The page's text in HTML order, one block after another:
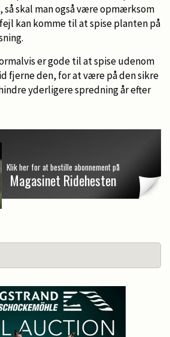
skal man også være opmærksom
kan komme til at spise planten på
er gode til at spise udenom
fjerne den, for at være på den sikre
yderligere spredning år efter
Klik her for at bestille abonnement på
Magasinet Ridehesten